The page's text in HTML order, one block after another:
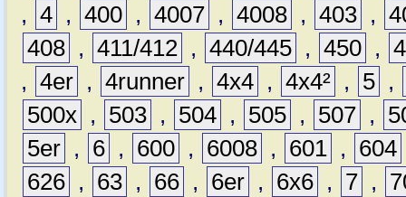
, 4 , 400 , 4007 , 4008 , 403 ,
408 , 411/412 , 440/445 , 450 ,
, 4er , 4runner , 4x4 , 4x4² , 5 ,
500x , 503 , 504 , 505 , 507 ,
5er , 6 , 600 , 6008 , 601 , 604
626 , 63 , 66 , 6er , 6x6 , 7 ,